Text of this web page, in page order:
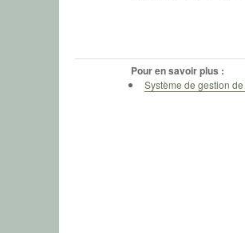
Pour en savoir plus :
Système de gestion de